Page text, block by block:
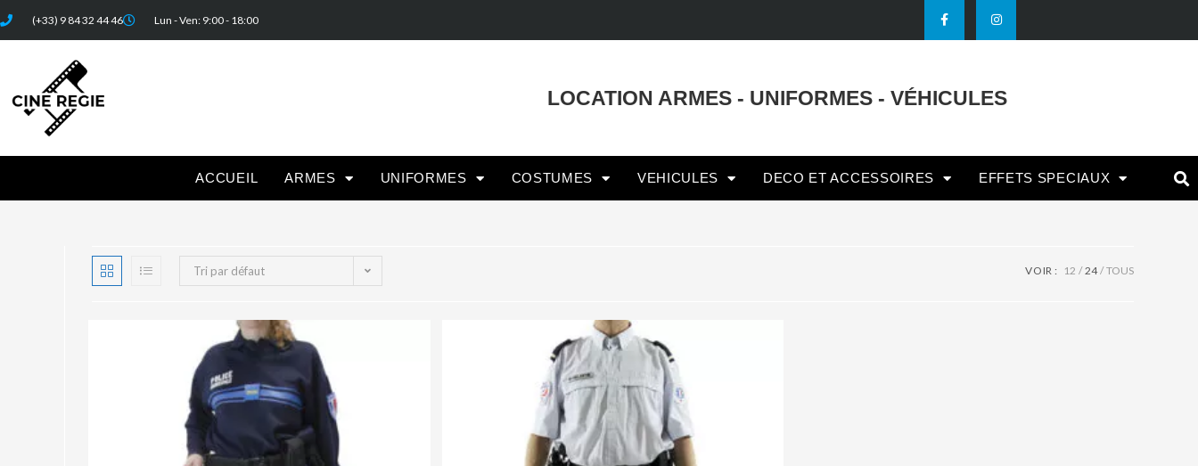
(+33) 9 84 32 44 46 Lun - Ven: 9:00 - 18:00
LOCATION ARMES - UNIFORMES - VÉHICULES
ACCUEIL ARMES UNIFORMES COSTUMES VEHICULES DECO ET ACCESSOIRES EFFETS SPECIAUX
Tri par défaut VOIR : 12 24 TOUS